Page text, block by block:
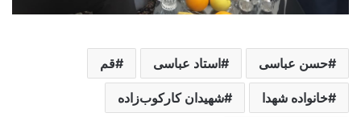
حسن عباسی استاد عباسی قم
خانواده شهدا شهیدان کارکوب‌زاده